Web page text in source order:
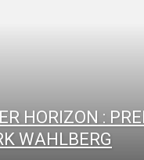
HORIZON :
WAHLBERG